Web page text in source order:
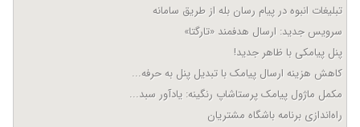
تبلیغات انبوه در پیام رسان بله از طریق سامانه
سرویس جدید: ارسال هدفمند «تارگتا»
پنل پیامکی با ظاهر جدید!
کاهش هزینه ارسال پیامک با تبدیل پنل به حرفه...
مکمل ماژول پیامک پرستاشاپ رنگینه: یادآور سبد...
راه‌اندازی برنامه باشگاه مشتریان